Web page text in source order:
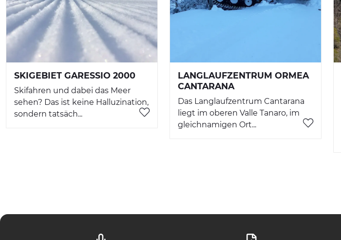
SKIGEBIET GARESSIO 2000
Skifahren und dabei das Meer
sehen? Das ist keine Halluzination,
sondern tatsäch...
LANGLAUFZENTRUM ORMEA
CANTARANA
Das Langlaufzentrum Cantarana
liegt im oberen Valle Tanaro, im
gleichnamigen Ort...